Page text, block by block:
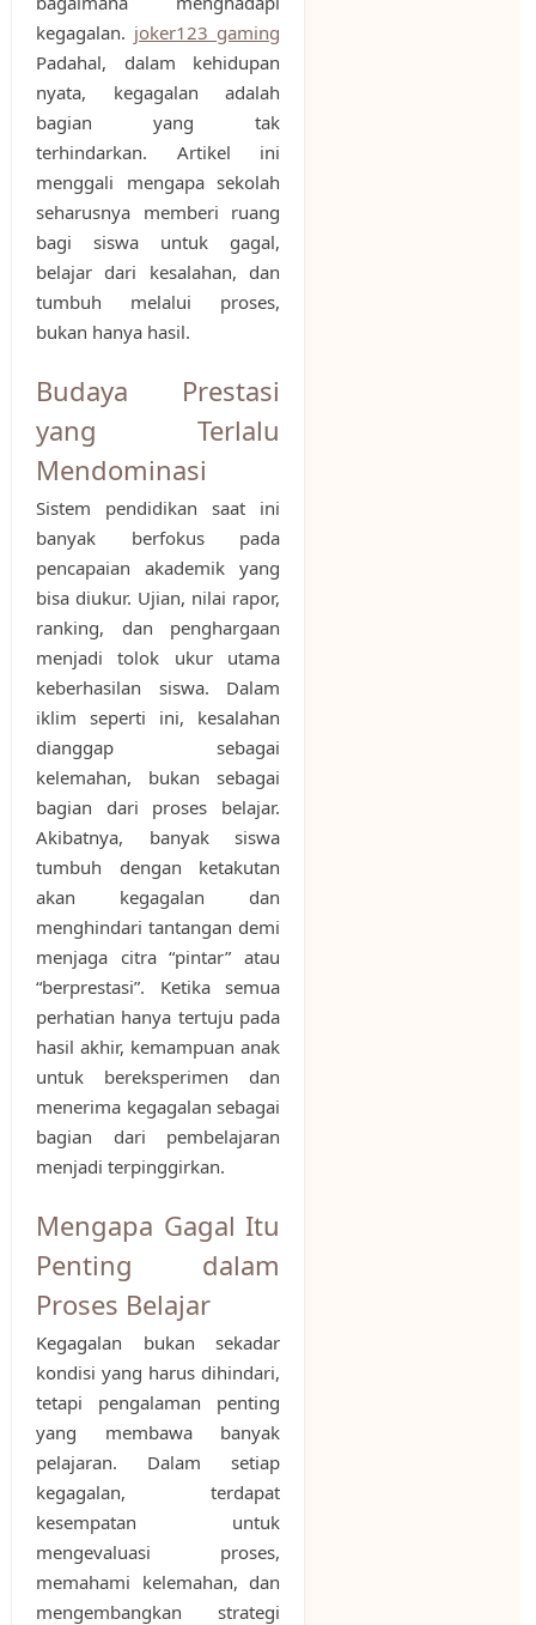
kegagalan. joker123 gaming
Padahal, dalam kehidupan
nyata, kegagalan adalah
bagian yang tak
terhindarkan. Artikel ini
menggali mengapa sekolah
seharusnya memberi ruang
bagi siswa untuk gagal,
belajar dari kesalahan, dan
tumbuh melalui proses,
bukan hanya hasil.
Budaya Prestasi
yang Terlalu
Mendominasi
Sistem pendidikan saat ini
banyak berfokus pada
pencapaian akademik yang
bisa diukur. Ujian, nilai rapor,
ranking, dan penghargaan
menjadi tolok ukur utama
keberhasilan siswa. Dalam
iklim seperti ini, kesalahan
dianggap sebagai
kelemahan, bukan sebagai
bagian dari proses belajar.
Akibatnya, banyak siswa
tumbuh dengan ketakutan
akan kegagalan dan
menghindari tantangan demi
menjaga citra “pintar” atau
“berprestasi”. Ketika semua
perhatian hanya tertuju pada
hasil akhir, kemampuan anak
untuk bereksperimen dan
menerima kegagalan sebagai
bagian dari pembelajaran
menjadi terpinggirkan.
Mengapa Gagal Itu
Penting dalam
Proses Belajar
Kegagalan bukan sekadar
kondisi yang harus dihindari,
tetapi pengalaman penting
yang membawa banyak
pelajaran. Dalam setiap
kegagalan, terdapat
kesempatan untuk
mengevaluasi proses,
memahami kelemahan, dan
mengembangkan strategi